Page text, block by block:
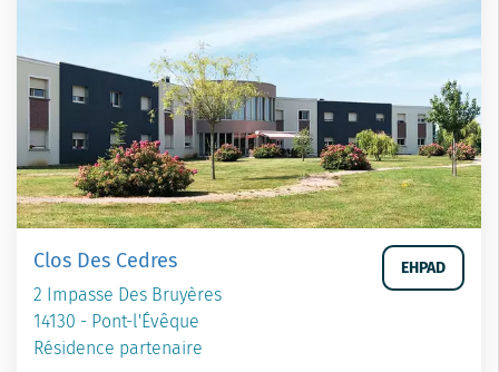
Clos Des Cedres
2 Impasse Des Bruyères
14130 - Pont-l'Évêque
Résidence partenaire
EHPAD